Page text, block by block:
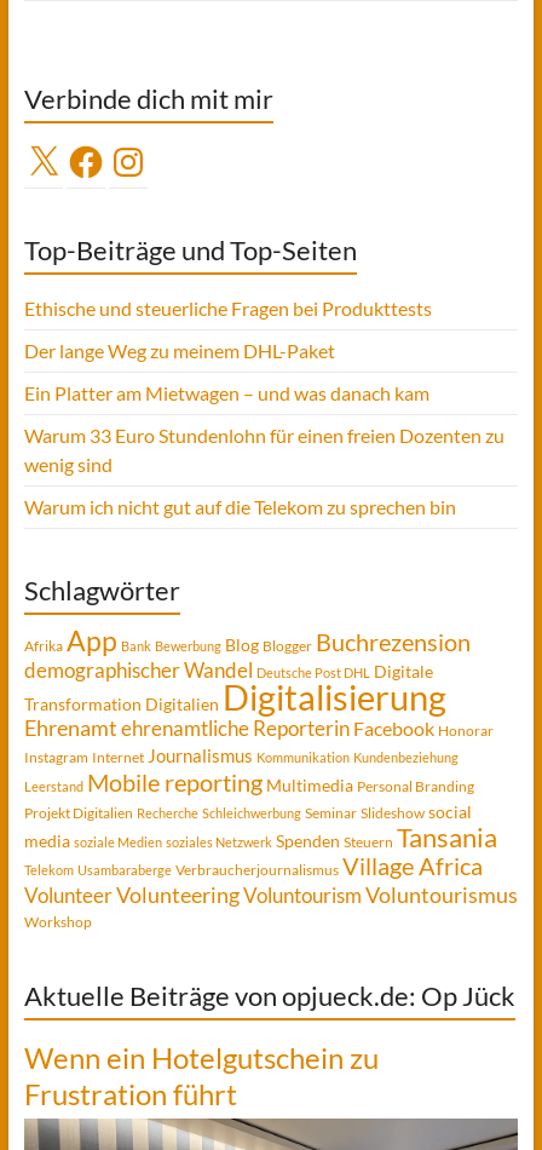
Verbinde dich mit mir
X FacebookInstagram
Top-Beiträge und Top-Seiten
Ethische und steuerliche Fragen bei Produkttests
Der lange Weg zu meinem DHL-Paket
Ein Platter am Mietwagen – und was danach kam
Warum 33 Euro Stundenlohn für einen freien Dozenten zu
wenig sind
Warum ich nicht gut auf die Telekom zu sprechen bin
Schlagwörter
Afrika App Bank Bewerbung Blog Blogger Buchrezension
demographischer Wandel Deutsche Post DHL
Digitale
Transformation Digitalien Digitalisierung
Ehrenamtehrenamtliche Reporterin Facebook Honorar
Instagram Internet Journalismus Kommunikation Kundenbeziehung
Leerstand Mobile reporting Multimedia Personal Branding
Projekt Digitalien Recherche Schleichwerbung Seminar Slideshow social
media soziale Medien soziales Netzwerk Spenden Steuern Tansania
Telekom Usambaraberge Verbraucherjournalismus Village Africa
VolunteerVolunteeringVoluntourismVoluntourismus
Workshop
Aktuelle Beiträge von opjueck.de: Op Jück
Wenn ein Hotelgutschein zu
Frustration führt